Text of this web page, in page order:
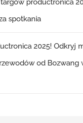
productronica
spotkania
2025! Odkryj
od Bozwang